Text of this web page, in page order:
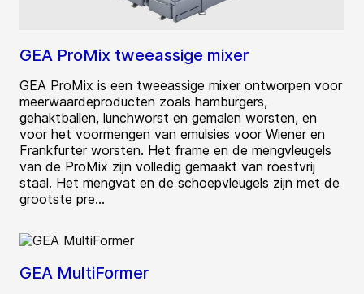
GEA ProMix tweeassige mixer
GEA ProMix is een tweeassige mixer ontworpen voor
meerwaardeproducten zoals hamburgers,
gehaktballen, lunchworst en gemalen worsten, en
voor het voormengen van emulsies voor Wiener en
Frankfurter worsten. Het frame en de mengvleugels
van de ProMix zijn volledig gemaakt van roestvrij
staal. Het mengvat en de schoepvleugels zijn met de
grootste pre...
GEA MultiFormer